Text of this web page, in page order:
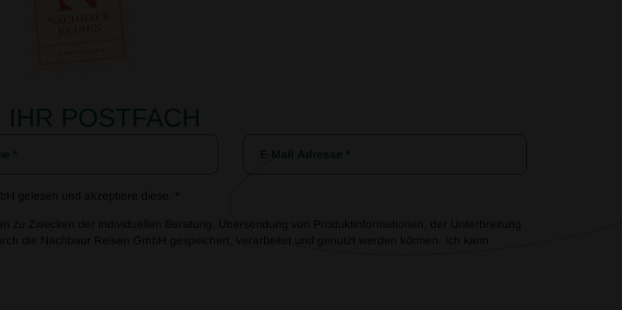
POSTFACH
gelesen und akzeptiere diese. *
zu Zwecken der individuellen Beratung, Übersendung von Produktinformationen, der Unterbreitung
die Nachbaur Reisen GmbH gespeichert, verarbeitet und genutzt werden können. Ich kann